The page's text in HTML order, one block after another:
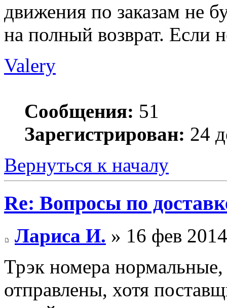
движения по заказам не
на полный возврат. Если
Valery
Сообщения: 51
Зарегистрирован: 24
Вернуться к началу
Re: Вопросы по
Лариса И. » 16 фев
Трэк номера
отправлены, хотя